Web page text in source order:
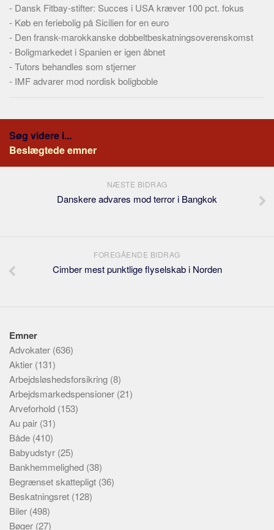
- Dansk Fitbay-stifter: Succes i USA kræver 100 pct. fokus
- Køb en feriebolig på Sicilien for en euro
- Den fransk-marokkanske dobbeltbeskatningsoverenskomst
- Boligmarkedet i Spanien er igen åbnet
-Tutors behandles som stjerner
- IMF advarer mod nordisk boligboble
Søg videre i...
Beslægtede emner
NÆSTE BIDRAG
Danskere advares mod terror i Bangkok
FOREGÅENDE BIDRAG
Cimber mest punktlige flyselskab i Norden
Emner
Advokater (636)
Aktier (131)
Arbejdsløshedsforsikring (8)
Arbejdsmarkedspensioner (21)
Arveforhold (153)
Au pair (31)
Både (410)
Babyudstyr (25)
Bankhemmelighed (38)
Begrænset skattepligt (36)
Beskatningsret (128)
Biler (498)
Bøger (27)